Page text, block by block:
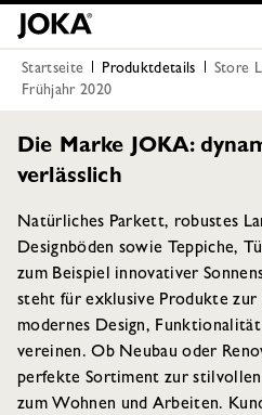
Startseite Produktdetails
Store
Frühjahr 2020
Die Marke JOKA:
verlässlich
Natürliches Parkett, robustes
Designböden sowie Teppiche,
zum Beispiel innovativer
steht für exklusive Produkte zur
modernes Design,
vereinen. Ob Neubau oder
perfekte Sortiment zur stilvollen
zum Wohnen und Arbeiten.